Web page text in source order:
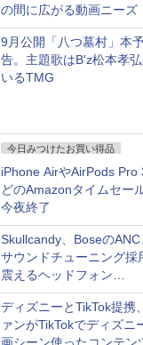
の間に広がる動画ニーズ
9月公開「八つ墓村」本
告。主題歌はB'z松本孝
いるTMG
今日みつけたお買い得品
iPhone AirやAirPods Pro
どのAmazonタイムセール
今夜終了
Skullcandy、BoseのANC
サウンドチューニング採
震えるヘッドフォン
「Crusher 1080 ANC」
ディズニーとTikTok提携
ァンがTikTokでディズニ